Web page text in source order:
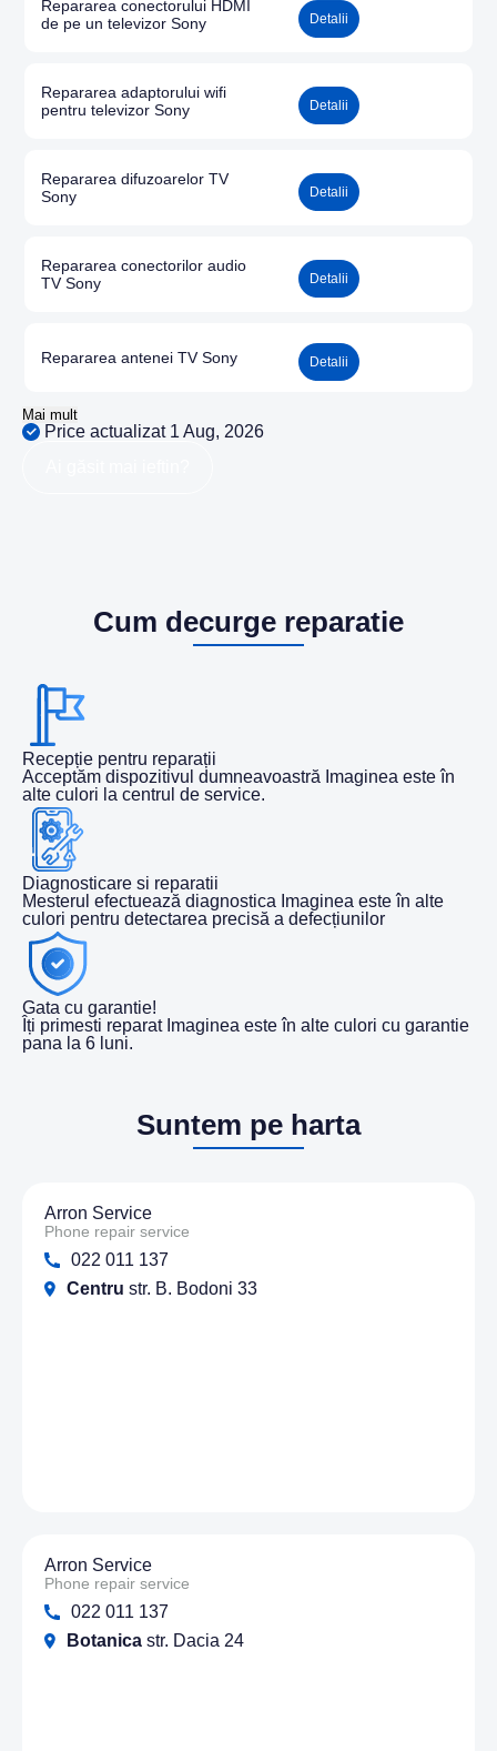
Repararea conectorului HDMI
de pe un televizor Sony
Detalii
Repararea adaptorului wifi
pentru televizor Sony
Detalii
Repararea difuzoarelor TV
Sony
Detalii
Repararea conectorilor audio
TV Sony
Detalii
Repararea antenei TV Sony Detalii
Mai mult
Price actualizat 1 Aug, 2026
Cum decurge reparatie
Recepție pentru reparații
Acceptăm dispozitivul dumneavoastră Imaginea este în
alte culori la centrul de service.
Diagnosticare si reparatii
Mesterul efectuează diagnostica Imaginea este în alte
culori pentru detectarea precisă a defecțiunilor
Gata cu garantie!
Îți primesti reparat Imaginea este în alte culori cu garantie
pana la 6 luni.
Suntem pe harta
Arron Service
Phone repair service
022 011 137
Centru str. B. Bodoni 33
Arron Service
Phone repair service
022 011 137
Botanica str. Dacia 24